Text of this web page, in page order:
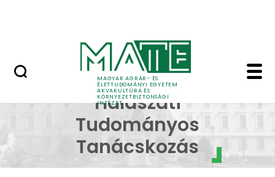
MAGYAR AGRÁR- ÉS
ÉLETTUDOMÁNYI EGYETEM
AKVAKULTÚRA ÉS
KÖRNYEZETBIZTONSÁGI
INTÉZET
XXXIX. Halászati
2015 - XXXIX.
Halászati
Tudományos
Tanácskozás